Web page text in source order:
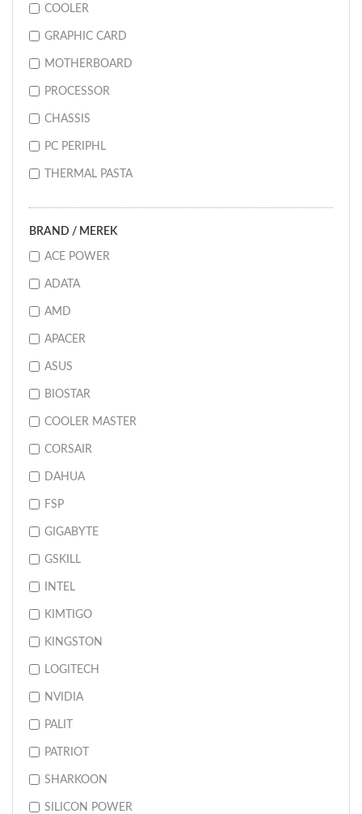
COOLER
GRAPHIC CARD
MOTHERBOARD
PROCESSOR
CHASSIS
PC PERIPHL
THERMAL PASTA
BRAND / MEREK
ACE POWER
ADATA
AMD
APACER
ASUS
BIOSTAR
COOLER MASTER
CORSAIR
DAHUA
FSP
GIGABYTE
GSKILL
INTEL
KIMTIGO
KINGSTON
LOGITECH
NVIDIA
PALIT
PATRIOT
SHARKOON
SILICON POWER